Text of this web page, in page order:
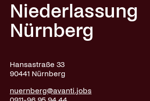
Niederlassung
Nürnberg
Hansastraße 33
90441 Nürnberg
nuernberg@avanti.jobs